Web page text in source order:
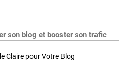
son blog et booster son trafic
Claire pour Votre Blog